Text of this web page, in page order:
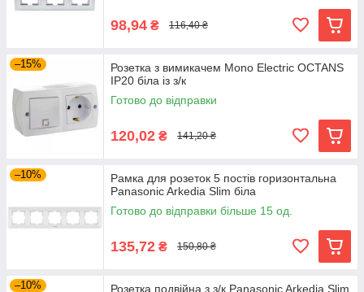
98,94 ₴ 116,40 ₴
–15%
Розетка з вимикачем Mono Electric OCTANS
IP20 біла із з/к
Готово до відправки
120,02 ₴ 141,20 ₴
–10%
Рамка для розеток 5 постів горизонтальна
Panasonic Arkedia Slim біла
Готово до відправки більше 15 од.
135,72 ₴ 150,80 ₴
–10%
Розетка подвійна з з/к Panasonic Arkedia Slim